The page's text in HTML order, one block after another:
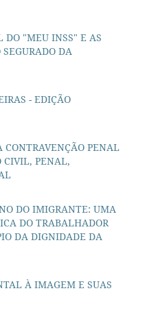
DO "MEU INSS" E AS
DA
- EDIÇÃO
CONTRAVENÇÃO PENAL
CIVIL, PENAL,
DO IMIGRANTE: UMA
DO TRABALHADOR
DA DIGNIDADE DA
À IMAGEM E SUAS